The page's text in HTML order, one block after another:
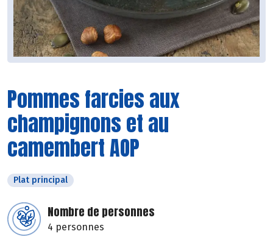
Pommes farcies aux
champignons et au
camembert AOP
Plat principal
Nombre de personnes
4 personnes